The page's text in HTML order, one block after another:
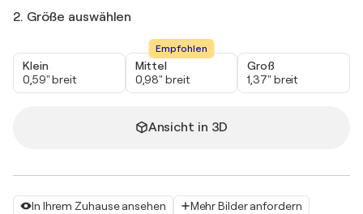
In Ihrem Zuhause ansehen Mehr Bilder anfordern
2. Größe auswählen
Klein
0,59" breit
Empfohlen
Mittel
0,98" breit
Groß
1,37" breit
Ansicht in 3D